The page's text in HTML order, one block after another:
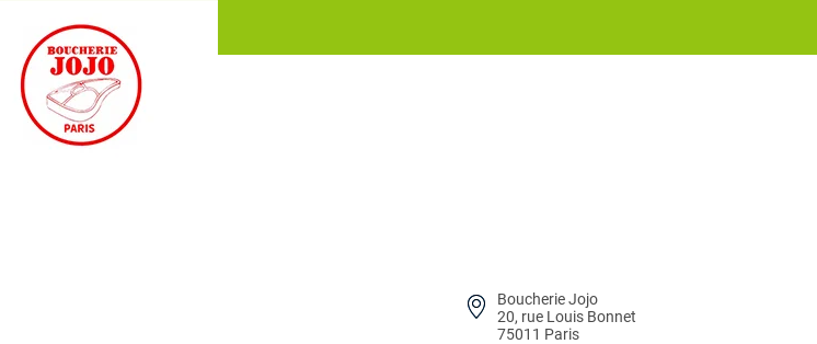
Boucherie Jojo
20, rue Louis Bonnet
75011 Paris